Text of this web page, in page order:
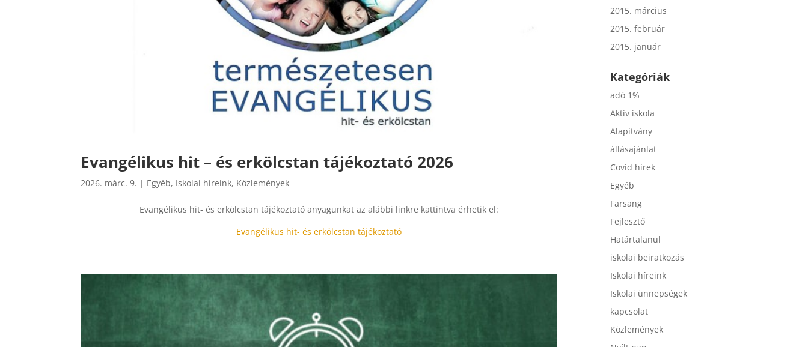
Evangélikus hit – és erkölcstan tájékoztató 2026
2026. márc. 9. | Egyéb, Iskolai híreink, Közlemények
Evangélikus hit- és erkölcstan tájékoztató anyagunkat az alábbi linkre kattintva érhetik el:
Evangélikus hit- és erkölcstan tájékoztató
2015. március
2015. február
2015. január
Kategóriák
adó 1%
Aktív iskola
Alapítvány
állásajánlat
Covid hírek
Egyéb
Farsang
Fejlesztő
Határtalanul
iskolai beiratkozás
Iskolai híreink
Iskolai ünnepségek
kapcsolat
Közlemények